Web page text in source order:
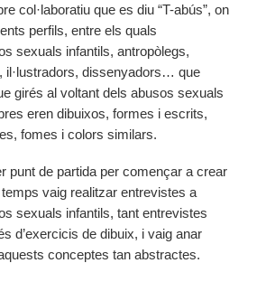
col·laboratiu que es diu “T-abús”, on
perfils, entre els quals
sexuals infantils, antropòlegs,
il·lustradors, dissenyadors… que
girés al voltant dels abusos sexuals
eren dibuixos, formes i escrits,
fomes i colors similars.
punt de partida per començar a crear
vaig realitzar entrevistes a
sexuals infantils, tant entrevistes
d’exercicis de dibuix, i vaig anar
conceptes tan abstractes.